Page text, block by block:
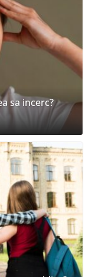
sa incerc?